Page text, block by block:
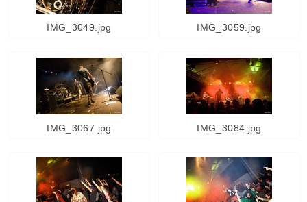
IMG_3049.jpg IMG_3059.jpg
IMG_3067.jpg IMG_3084.jpg